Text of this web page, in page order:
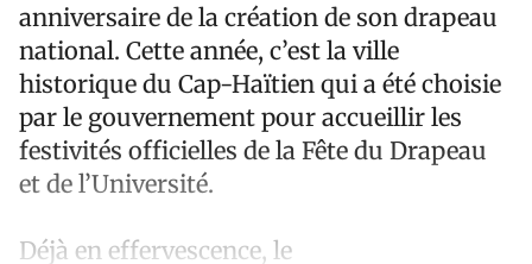
anniversaire de la création de son drapeau
national. Cette année, c’est la ville
historique du Cap-Haïtien qui a été choisie
par le gouvernement pour accueillir les
festivités officielles de la Fête du Drapeau
et de l’Université.
Déjà en effervescence, le